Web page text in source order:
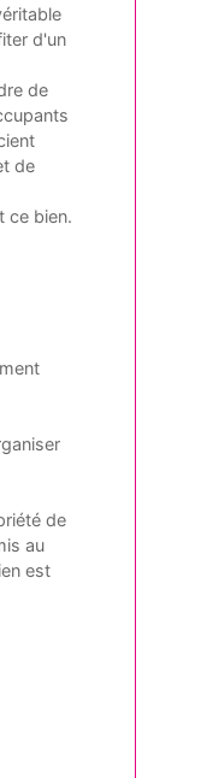
d'un
de
de
ce bien.
de
au
est